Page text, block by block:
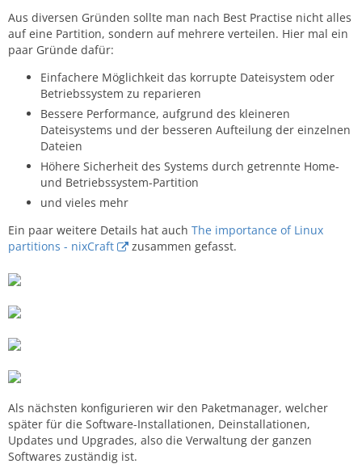
Aus diversen Gründen sollte man nach Best Practise nicht alles
auf eine Partition, sondern auf mehrere verteilen. Hier mal ein
paar Gründe dafür:
Einfachere Möglichkeit das korrupte Dateisystem oder
Betriebssystem zu reparieren
Bessere Performance, aufgrund des kleineren
Dateisystems und der besseren Aufteilung der einzelnen
Dateien
Höhere Sicherheit des Systems durch getrennte Home-
und Betriebssystem-Partition
und vieles mehr
Ein paar weitere Details hat auch The importance of Linux
partitions - nixCraft
zusammen gefasst.
Als nächsten konfigurieren wir den Paketmanager, welcher
später für die Software-Installationen, Deinstallationen,
Updates und Upgrades, also die Verwaltung der ganzen
Softwares zuständig ist.